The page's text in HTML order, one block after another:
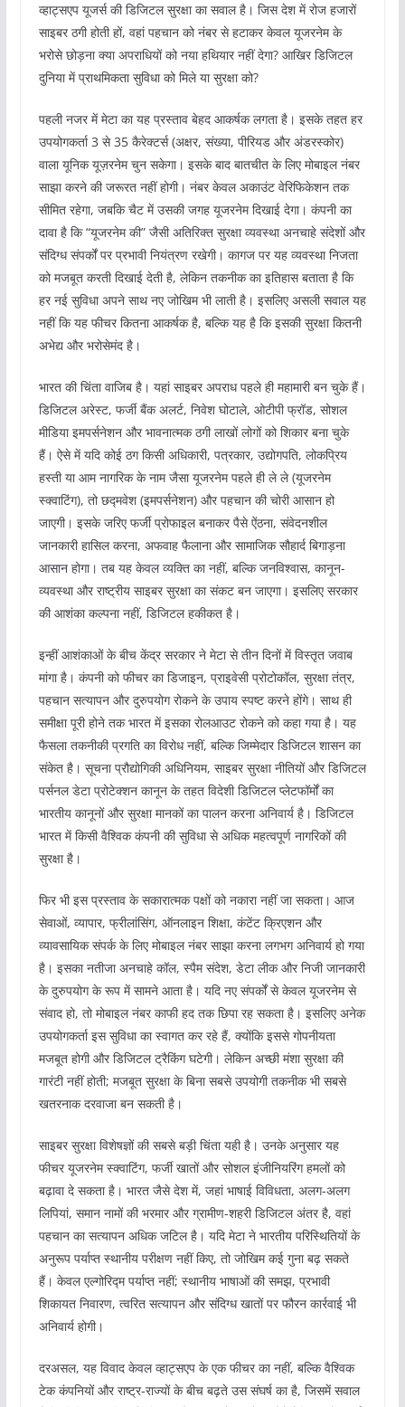
व्हाट्सएप यूजर्स की डिजिटल सुरक्षा का सवाल है। जिस देश में रोज हजारों
साइबर ठगी होती हों, वहां पहचान को नंबर से हटाकर केवल यूजरनेम के
भरोसे छोड़ना क्या अपराधियों को नया हथियार नहीं देगा? आखिर डिजिटल
दुनिया में प्राथमिकता सुविधा को मिले या सुरक्षा को?
पहली नजर में मेटा का यह प्रस्ताव बेहद आकर्षक लगता है। इसके तहत हर
उपयोगकर्ता 3 से 35 कैरेक्टर्स (अक्षर, संख्या, पीरियड और अंडरस्कोर)
वाला यूनिक यूज़रनेम चुन सकेगा। इसके बाद बातचीत के लिए मोबाइल नंबर
साझा करने की जरूरत नहीं होगी। नंबर केवल अकाउंट वेरिफिकेशन तक
सीमित रहेगा, जबकि चैट में उसकी जगह यूजरनेम दिखाई देगा। कंपनी का
दावा है कि “यूजरनेम की” जैसी अतिरिक्त सुरक्षा व्यवस्था अनचाहे संदेशों और
संदिग्ध संपर्कों पर प्रभावी नियंत्रण रखेगी। कागज पर यह व्यवस्था निजता
को मजबूत करती दिखाई देती है, लेकिन तकनीक का इतिहास बताता है कि
हर नई सुविधा अपने साथ नए जोखिम भी लाती है। इसलिए असली सवाल यह
नहीं कि यह फीचर कितना आकर्षक है, बल्कि यह है कि इसकी सुरक्षा कितनी
अभेद्य और भरोसेमंद है।
भारत की चिंता वाजिब है। यहां साइबर अपराध पहले ही महामारी बन चुके हैं।
डिजिटल अरेस्ट, फर्जी बैंक अलर्ट, निवेश घोटाले, ओटीपी फ्रॉड, सोशल
मीडिया इमपर्सनेशन और भावनात्मक ठगी लाखों लोगों को शिकार बना चुके
हैं। ऐसे में यदि कोई ठग किसी अधिकारी, पत्रकार, उद्योगपति, लोकप्रिय
हस्ती या आम नागरिक के नाम जैसा यूजरनेम पहले ही ले ले (यूजरनेम
स्क्वाटिंग), तो छद्मवेश (इमपर्सनेशन) और पहचान की चोरी आसान हो
जाएगी। इसके जरिए फर्जी प्रोफाइल बनाकर पैसे ऐंठना, संवेदनशील
जानकारी हासिल करना, अफवाह फैलाना और सामाजिक सौहार्द बिगाड़ना
आसान होगा। तब यह केवल व्यक्ति का नहीं, बल्कि जनविश्वास, कानून-
व्यवस्था और राष्ट्रीय साइबर सुरक्षा का संकट बन जाएगा। इसलिए सरकार
की आशंका कल्पना नहीं, डिजिटल हकीकत है।
इन्हीं आशंकाओं के बीच केंद्र सरकार ने मेटा से तीन दिनों में विस्तृत जवाब
मांगा है। कंपनी को फीचर का डिजाइन, प्राइवेसी प्रोटोकॉल, सुरक्षा तंत्र,
पहचान सत्यापन और दुरुपयोग रोकने के उपाय स्पष्ट करने होंगे। साथ ही
समीक्षा पूरी होने तक भारत में इसका रोलआउट रोकने को कहा गया है। यह
फैसला तकनीकी प्रगति का विरोध नहीं, बल्कि जिम्मेदार डिजिटल शासन का
संकेत है। सूचना प्रौद्योगिकी अधिनियम, साइबर सुरक्षा नीतियों और डिजिटल
पर्सनल डेटा प्रोटेक्शन कानून के तहत विदेशी डिजिटल प्लेटफॉर्मों का
भारतीय कानूनों और सुरक्षा मानकों का पालन करना अनिवार्य है। डिजिटल
भारत में किसी वैश्विक कंपनी की सुविधा से अधिक महत्वपूर्ण नागरिकों की
सुरक्षा है।
फिर भी इस प्रस्ताव के सकारात्मक पक्षों को नकारा नहीं जा सकता। आज
सेवाओं, व्यापार, फ्रीलांसिंग, ऑनलाइन शिक्षा, कंटेंट क्रिएशन और
व्यावसायिक संपर्क के लिए मोबाइल नंबर साझा करना लगभग अनिवार्य हो गया
है। इसका नतीजा अनचाहे कॉल, स्पैम संदेश, डेटा लीक और निजी जानकारी
के दुरुपयोग के रूप में सामने आता है। यदि नए संपर्कों से केवल यूजरनेम से
संवाद हो, तो मोबाइल नंबर काफी हद तक छिपा रह सकता है। इसलिए अनेक
उपयोगकर्ता इस सुविधा का स्वागत कर रहे हैं, क्योंकि इससे गोपनीयता
मजबूत होगी और डिजिटल ट्रैकिंग घटेगी। लेकिन अच्छी मंशा सुरक्षा की
गारंटी नहीं होती; मजबूत सुरक्षा के बिना सबसे उपयोगी तकनीक भी सबसे
खतरनाक दरवाजा बन सकती है।
साइबर सुरक्षा विशेषज्ञों की सबसे बड़ी चिंता यही है। उनके अनुसार यह
फीचर यूजरनेम स्क्वाटिंग, फर्जी खातों और सोशल इंजीनियरिंग हमलों को
बढ़ावा दे सकता है। भारत जैसे देश में, जहां भाषाई विविधता, अलग-अलग
लिपियां, समान नामों की भरमार और ग्रामीण-शहरी डिजिटल अंतर है, वहां
पहचान का सत्यापन अधिक जटिल है। यदि मेटा ने भारतीय परिस्थितियों के
अनुरूप पर्याप्त स्थानीय परीक्षण नहीं किए, तो जोखिम कई गुना बढ़ सकते
हैं। केवल एल्गोरिद्म पर्याप्त नहीं; स्थानीय भाषाओं की समझ, प्रभावी
शिकायत निवारण, त्वरित सत्यापन और संदिग्ध खातों पर फौरन कार्रवाई भी
अनिवार्य होगी।
दरअसल, यह विवाद केवल व्हाट्सएप के एक फीचर का नहीं, बल्कि वैश्विक
टेक कंपनियों और राष्ट्र-राज्यों के बीच बढ़ते उस संघर्ष का है, जिसमें सवाल